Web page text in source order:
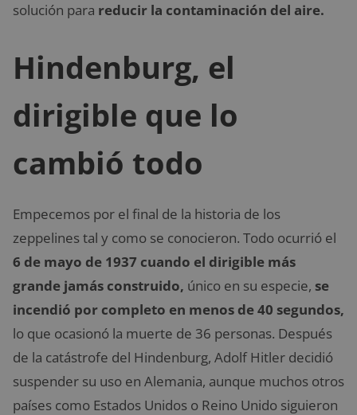
solución para reducir la contaminación del aire.
Hindenburg, el
dirigible que lo
cambió todo
Empecemos por el final de la historia de los
zeppelines tal y como se conocieron. Todo ocurrió el
6 de mayo de 1937 cuando el dirigible más
grande jamás construido, único en su especie, se
incendió por completo en menos de 40 segundos,
lo que ocasionó la muerte de 36 personas. Después
de la catástrofe del Hindenburg, Adolf Hitler decidió
suspender su uso en Alemania, aunque muchos otros
países como Estados Unidos o Reino Unido siguieron